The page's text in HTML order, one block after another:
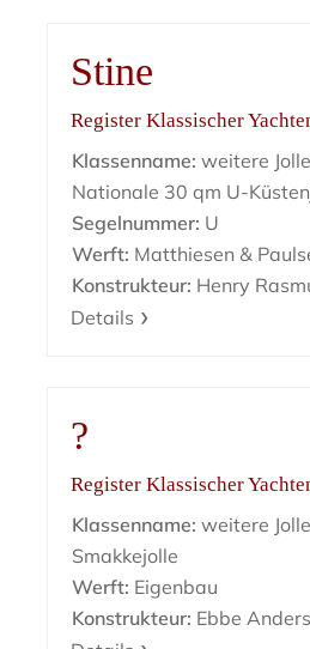
Stine
Register Klassischer
Klassenname: weitere
Nationale 30 qm U-
Segelnummer: U
Werft: Matthiesen &
Konstrukteur: Henry
Details
?
Register Klassischer
Klassenname: weitere
Smakkejolle
Werft: Eigenbau
Konstrukteur: Ebbe